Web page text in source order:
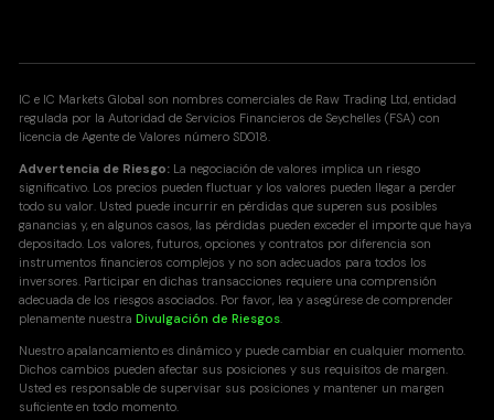
IC e IC Markets Global son nombres comerciales de Raw Trading Ltd, entidad
regulada por la Autoridad de Servicios Financieros de Seychelles (FSA) con
licencia de Agente de Valores número SD018.
Advertencia de Riesgo: La negociación de valores implica un riesgo
significativo. Los precios pueden fluctuar y los valores pueden llegar a perder
todo su valor. Usted puede incurrir en pérdidas que superen sus posibles
ganancias y, en algunos casos, las pérdidas pueden exceder el importe que haya
depositado. Los valores, futuros, opciones y contratos por diferencia son
instrumentos financieros complejos y no son adecuados para todos los
inversores. Participar en dichas transacciones requiere una comprensión
adecuada de los riesgos asociados. Por favor, lea y asegúrese de comprender
plenamente nuestraDivulgación de Riesgos.
Nuestro apalancamiento es dinámico y puede cambiar en cualquier momento.
Dichos cambios pueden afectar sus posiciones y sus requisitos de margen.
Usted es responsable de supervisar sus posiciones y mantener un margen
suficiente en todo momento.